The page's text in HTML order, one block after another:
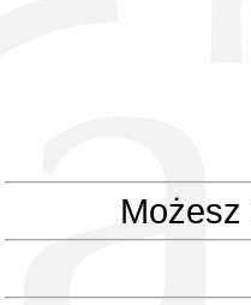
Możesz